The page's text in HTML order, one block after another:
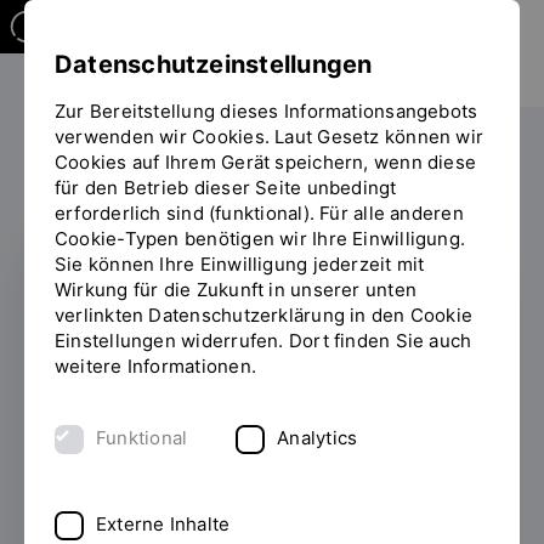
Sie
befinden
sich
auf
der
Seite
"Detailansicht"
Die OTH
Einrichtungen
Zentrum für interdisziplinäre Lehre (ZiL)
OTHorizont
FAKULTÄTSÜBERGREIFENDE
LEHRE
Aufgabe der
Datenschutzeinstellungen
Zur Bereitstellung dieses Informationsangebots
verwenden wir Cookies. Laut Gesetz können wir
Cookies auf Ihrem Gerät speichern, wenn diese
für den Betrieb dieser Seite unbedingt
erforderlich sind (funktional). Für alle anderen
Cookie-Typen benötigen wir Ihre Einwilligung.
Sie können Ihre Einwilligung jederzeit mit
Wirkung für die Zukunft in unserer unten
verlinkten Datenschutzerklärung in den Cookie
Einstellungen widerrufen. Dort finden Sie auch
weitere Informationen.
Funktional Analytics
Externe Inhalte